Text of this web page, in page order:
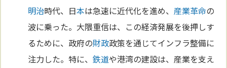
明治時代、日本は急速に近代化を進め、産業革命の
波に乗った。大隈重信は、この経済発展を後押しす
るために、政府の財政政策を通じてインフラ整備に
注力した。特に、鉄道や港湾の建設は、産業を支え